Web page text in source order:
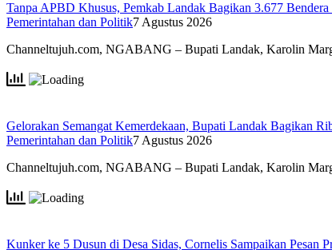
Tanpa APBD Khusus, Pemkab Landak Bagikan 3.677
Pemerintahan dan Politik7 Agustus 2026
Channeltujuh.com, NGABANG – Bupati Landak, Karolin
Gelorakan Semangat Kemerdekaan, Bupati Landak Bagikan
Pemerintahan dan Politik7 Agustus 2026
Channeltujuh.com, NGABANG – Bupati Landak, Karolin
Kunker ke 5 Dusun di Desa Sidas, Cornelis Sampaikan Pesan